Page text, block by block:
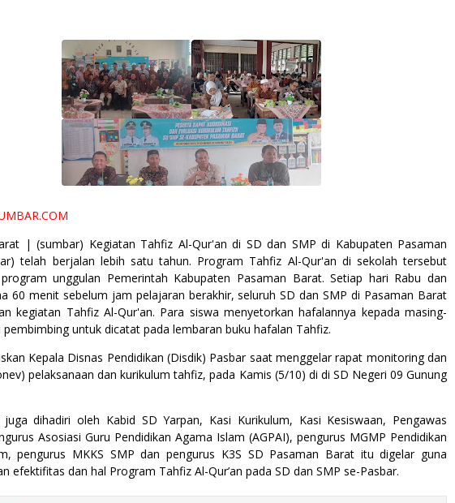
| (sumbar) Kegiatan Tahfiz Al-Qur'an di SD dan SMP di Kabupaten Pasaman
telah berjalan lebih satu tahun. Program Tahfiz Al-Qur'an di sekolah tersebut
unggulan Pemerintah Kabupaten Pasaman Barat. Setiap hari Rabu dan
60 menit sebelum jam pelajaran berakhir, seluruh SD dan SMP di Pasaman Barat
kegiatan Tahfiz Al-Qur'an. Para siswa menyetorkan hafalannya kepada masing-
pembimbing untuk dicatat pada lembaran buku hafalan Tahfiz.
Kepala Disnas Pendidikan (Disdik) Pasbar saat menggelar rapat monitoring dan
pelaksanaan dan kurikulum tahfiz, pada Kamis (5/10) di di SD Negeri 09 Gunung
dihadiri oleh Kabid SD Yarpan, Kasi Kurikulum, Kasi Kesiswaan, Pengawas
Asosiasi Guru Pendidikan Agama Islam (AGPAI), pengurus MGMP Pendidikan
pengurus MKKS SMP dan pengurus K3S SD Pasaman Barat itu digelar guna
efektifitas dan hal Program Tahfiz Al-Qur’an pada SD dan SMP se-Pasbar.